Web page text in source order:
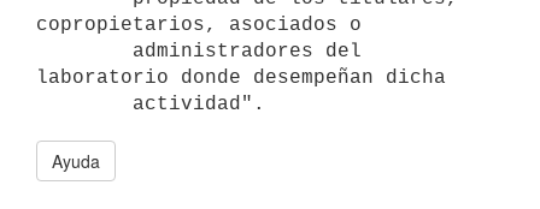
copropietarios, asociados o
laboratorio donde desempeñan dicha
Ayuda